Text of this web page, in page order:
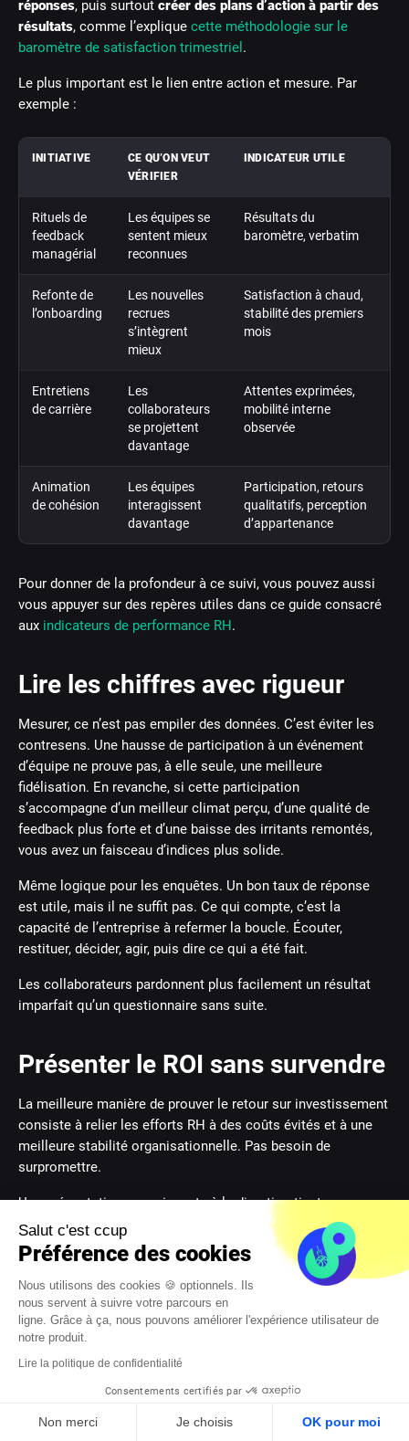
réponses, puis surtout créer des plans d’action à partir des
résultats, comme l’explique cette méthodologie sur le
baromètre de satisfaction trimestriel .
Le plus important est le lien entre action et mesure. Par
exemple :
INITIATIVE
CE QU’ON VEUT
VÉRIFIER
INDICATEUR UTILE
Rituels de
feedback
managérial
Les équipes se
sentent mieux
reconnues
Résultats du
baromètre, verbatim
Refonte de
l’onboarding
Les nouvelles
recrues
s’intègrent
mieux
Satisfaction à chaud,
stabilité des premiers
mois
Entretiens
de carrière
Les
collaborateurs
se projettent
davantage
Attentes exprimées,
mobilité interne
observée
Animation
de cohésion
Les équipes
interagissent
davantage
Participation, retours
qualitatifs, perception
d’appartenance
Pour donner de la profondeur à ce suivi, vous pouvez aussi
vous appuyer sur des repères utiles dans ce guide consacré
aux indicateurs de performance RH.
Lire les chiffres avec rigueur
Mesurer, ce n’est pas empiler des données. C’est éviter les
contresens. Une hausse de participation à un événement
d’équipe ne prouve pas, à elle seule, une meilleure
fidélisation. En revanche, si cette participation
s’accompagne d’un meilleur climat perçu, d’une qualité de
feedback plus forte et d’une baisse des irritants remontés,
vous avez un faisceau d’indices plus solide.
Même logique pour les enquêtes. Un bon taux de réponse
est utile, mais il ne suffit pas. Ce qui compte, c’est la
capacité de l’entreprise à refermer la boucle. Écouter,
restituer, décider, agir, puis dire ce qui a été fait.
Les collaborateurs pardonnent plus facilement un résultat
imparfait qu’un questionnaire sans suite.
Présenter le ROI sans survendre
La meilleure manière de prouver le retour sur investissement
consiste à relier les efforts RH à des coûts évités et à une
meilleure stabilité organisationnelle. Pas besoin de
surpromettre.
Une présentation convaincante à la direction tient en
quelques points :
Quels irritants ont été ciblés
Quelles actions ont été réellement mises en œuvre
Quels signaux ont évolué
Quels ajustements sont décidés pour le cycle suivant
Le bon discours n’est pas “notre programme a tout changé”.
identifié les prochains arbitrages”. Cette approche inspire
bien plus confiance.
Salut c'est ccup
Préférence des cookies
Nous utilisons des cookies 🍪 optionnels. Ils
nous servent à suivre votre parcours en
ligne. Grâce à ça, nous pouvons améliorer l'expérience utilisateur de
notre produit.
Lire la politique de confidentialité
Consentements certifiés par
Non merci Je choisis OK pour moi